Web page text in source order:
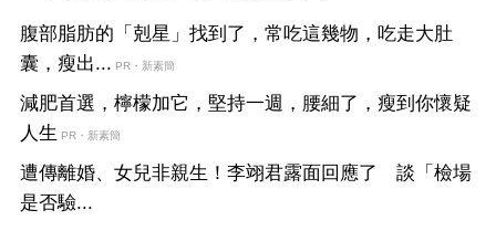
腹部脂肪的「剋星」找到了，常吃這幾物，吃走大肚
囊，瘦出... PR・新素簡
減肥首選，檸檬加它，堅持一週，腰細了，瘦到你懷疑
人生 PR・新素簡
遭傳離婚、女兒非親生！李翊君露面回應了 談「檢場
是否驗...